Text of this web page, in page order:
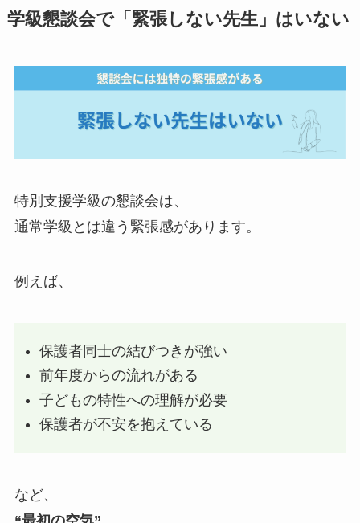
学級懇談会で「緊張しない先生」はいない
特別支援学級の懇談会は、
通常学級とは違う緊張感があります。
例えば、
保護者同士の結びつきが強い
前年度からの流れがある
子どもの特性への理解が必要
保護者が不安を抱えている
など、